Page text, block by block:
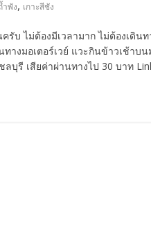
พัง, เกาะสีชัง
ไม่ต้องมีเวลามาก ไม่ต้องเดิน
ทางมอเตอร์เวย์ แวะกินข้าวเช้า
ลบุรี เสียค่าผ่านทางไป 30 บาท